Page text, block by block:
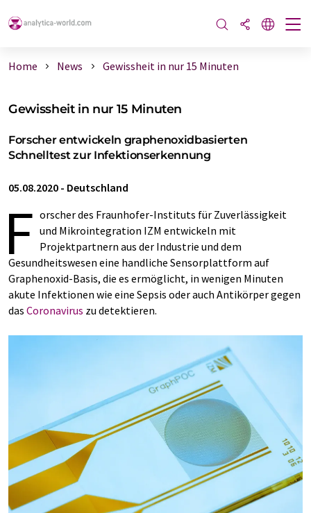
Home News Gewissheit in nur 15 Minuten
Gewissheit in nur 15 Minuten
Forscher entwickeln graphenoxidbasierten
Schnelltest zur Infektionserkennung
05.08.2020 - Deutschland
F orscher des Fraunhofer-Instituts für Zuverlässigkeit
und Mikrointegration IZM entwickeln mit
Projektpartnern aus der Industrie und dem
Gesundheitswesen eine handliche Sensorplattform auf
Graphenoxid-Basis, die es ermöglicht, in wenigen Minuten
akute Infektionen wie eine Sepsis oder auch Antikörper gegen
das Coronavirus zu detektieren.